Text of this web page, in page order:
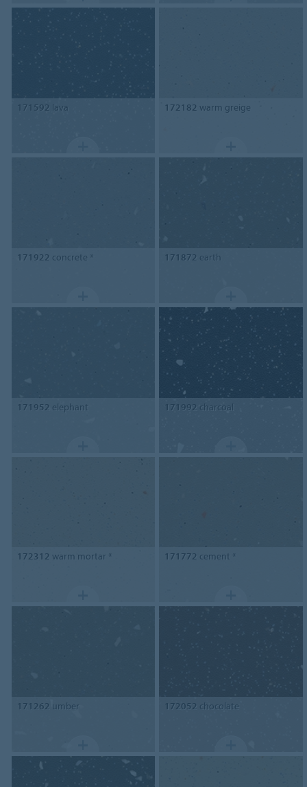
171592 lava 172182 warm greige
171922 concrete * 171872 earth
171952 elephant 171992 charcoal
172312 warm mortar * 171772 cement *
171262 umber 172052 chocolate